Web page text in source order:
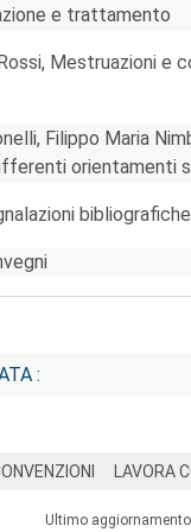
e trattamento
Mestruazioni
Filippo Maria
orientamenti
bibliografiche
:
LAVORA
Ultimo